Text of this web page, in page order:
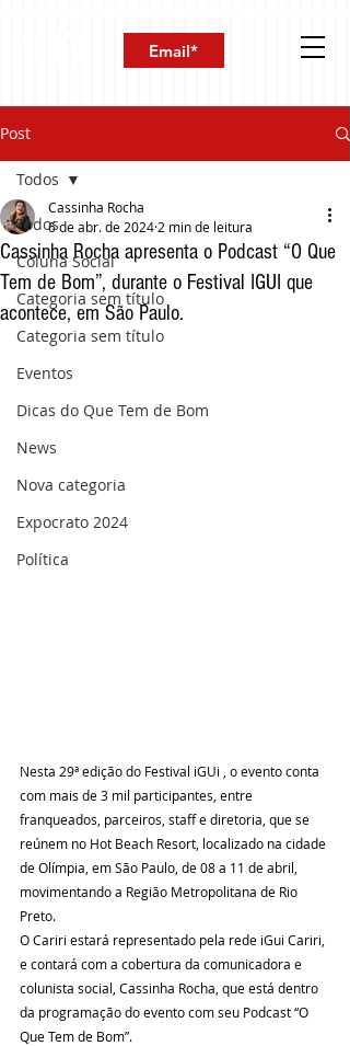
Post
Todos
Coluna Social
Categoria sem título
Categoria sem título
Eventos
Dicas do Que Tem de Bom
News
Nova categoria
Expocrato 2024
Política
Todos
Cassinha Rocha apresenta o Podcast “O Que
Tem de Bom”, durante o Festival IGUI que
acontece, em São Paulo.
Cassinha Rocha
6 de abr. de 2024 2 min de leitura
Nesta 29ª edição do Festival iGUi , o evento conta
com mais de 3 mil participantes, entre
franqueados, parceiros, staff e diretoria, que se
reúnem no Hot Beach Resort, localizado na cidade
de Olímpia, em São Paulo, de 08 a 11 de abril,
movimentando a Região Metropolitana de Rio
Preto.
O Cariri estará representado pela rede iGui Cariri,
e contará com a cobertura da comunicadora e
colunista social, Cassinha Rocha, que está dentro
da programação do evento com seu Podcast “O
Que Tem de Bom”.